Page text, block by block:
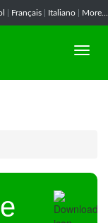
Français Italiano More...